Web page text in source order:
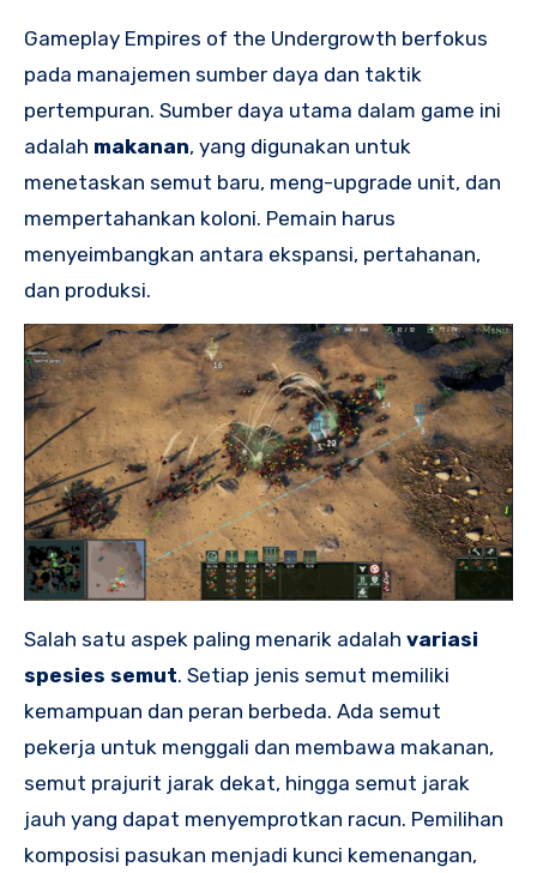
Gameplay Empires of the Undergrowth berfokus
pada manajemen sumber daya dan taktik
pertempuran. Sumber daya utama dalam game ini
adalah makanan, yang digunakan untuk
menetaskan semut baru, meng-upgrade unit, dan
mempertahankan koloni. Pemain harus
menyeimbangkan antara ekspansi, pertahanan,
dan produksi.
Salah satu aspek paling menarik adalah variasi
spesies semut. Setiap jenis semut memiliki
kemampuan dan peran berbeda. Ada semut
pekerja untuk menggali dan membawa makanan,
semut prajurit jarak dekat, hingga semut jarak
jauh yang dapat menyemprotkan racun. Pemilihan
komposisi pasukan menjadi kunci kemenangan,